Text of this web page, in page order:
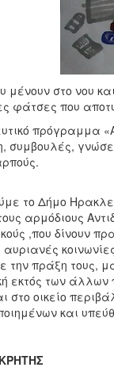
μένουν στο νου
φάτσες που
πρόγραμμα
συμβουλές,
το Δήμο
αρμόδιους
,που δίνουν
την πράξη τους,
εκτός των
στο οικείο
και